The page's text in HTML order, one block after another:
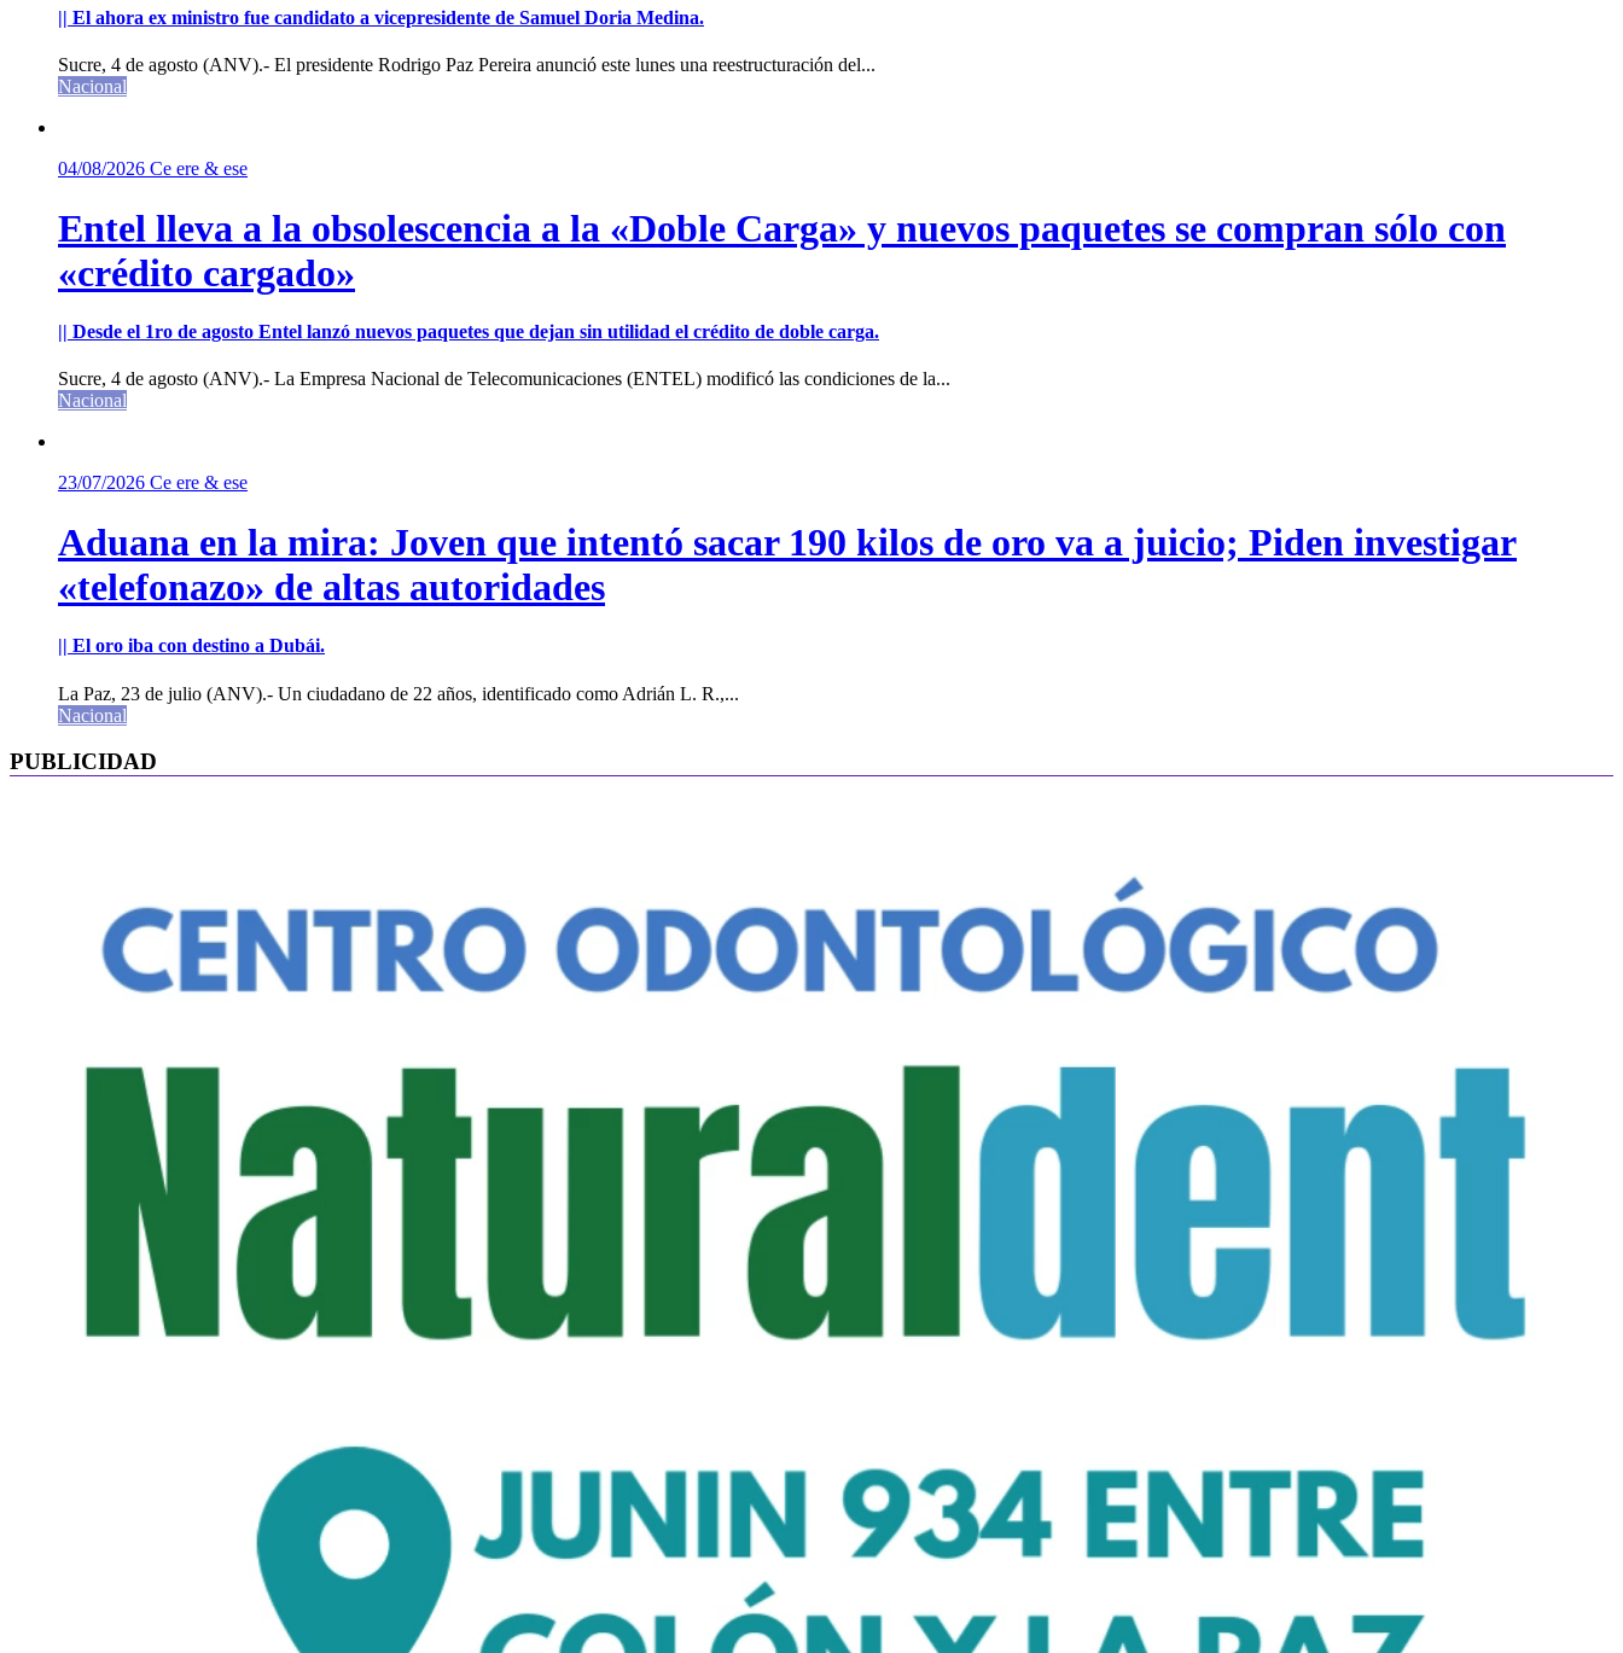
|| El ahora ex ministro fue candidato a vicepresidente de Samuel Doria Medina.
Sucre, 4 de agosto (ANV).- El presidente Rodrigo Paz Pereira anunció este lunes una reestructuración del...
Nacional
04/08/2026 Ce ere & ese
Entel lleva a la obsolescencia a la «Doble Carga» y nuevos paquetes se compran sólo con
«crédito cargado»
|| Desde el 1ro de agosto Entel lanzó nuevos paquetes que dejan sin utilidad el crédito de doble carga.
Sucre, 4 de agosto (ANV).- La Empresa Nacional de Telecomunicaciones (ENTEL) modificó las condiciones de la...
Nacional
23/07/2026 Ce ere & ese
Aduana en la mira: Joven que intentó sacar 190 kilos de oro va a juicio; Piden investigar
«telefonazo» de altas autoridades
|| El oro iba con destino a Dubái.
La Paz, 23 de julio (ANV).- Un ciudadano de 22 años, identificado como Adrián L. R.,...
Nacional
PUBLICIDAD